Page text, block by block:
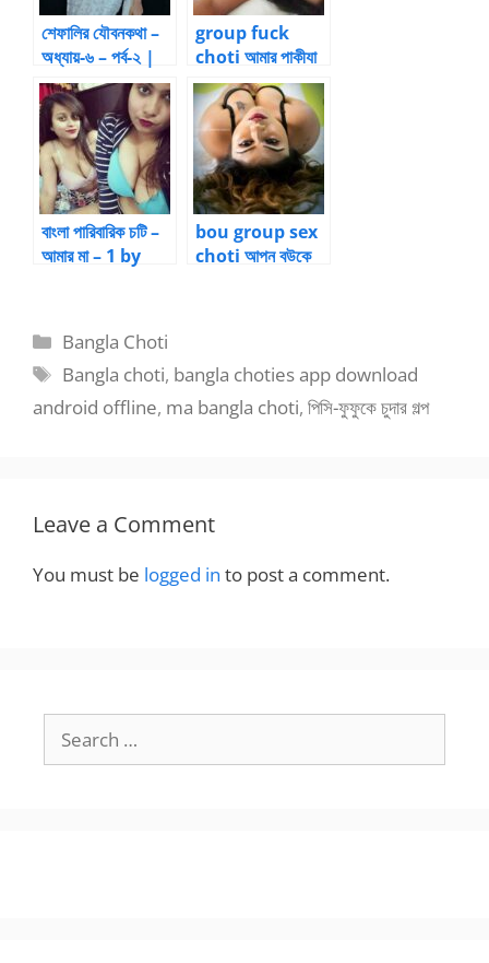
শেফালির যৌবনকথা –
অধ্যায়-৬ – পর্ব-২ |
BanglaChotika
hini
group fuck
choti আমার পাকীযা
আম্মি – 2 by
oneSickPuppy
| Bangla choti
kahini
বাংলা পারিবারিক চটি –
আমার মা – 1 by
bou group sex
choti আপন বউকে
Categories
Bangla Choti
Tags
Bangla choti, bangla choties app download
android offline, ma bangla choti, পিসি-ফুফুকে চুদার গল্প
Leave a Comment
You must be logged in to post a comment.
for: